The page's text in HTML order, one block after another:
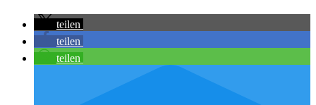
teilen
teilen
teilen